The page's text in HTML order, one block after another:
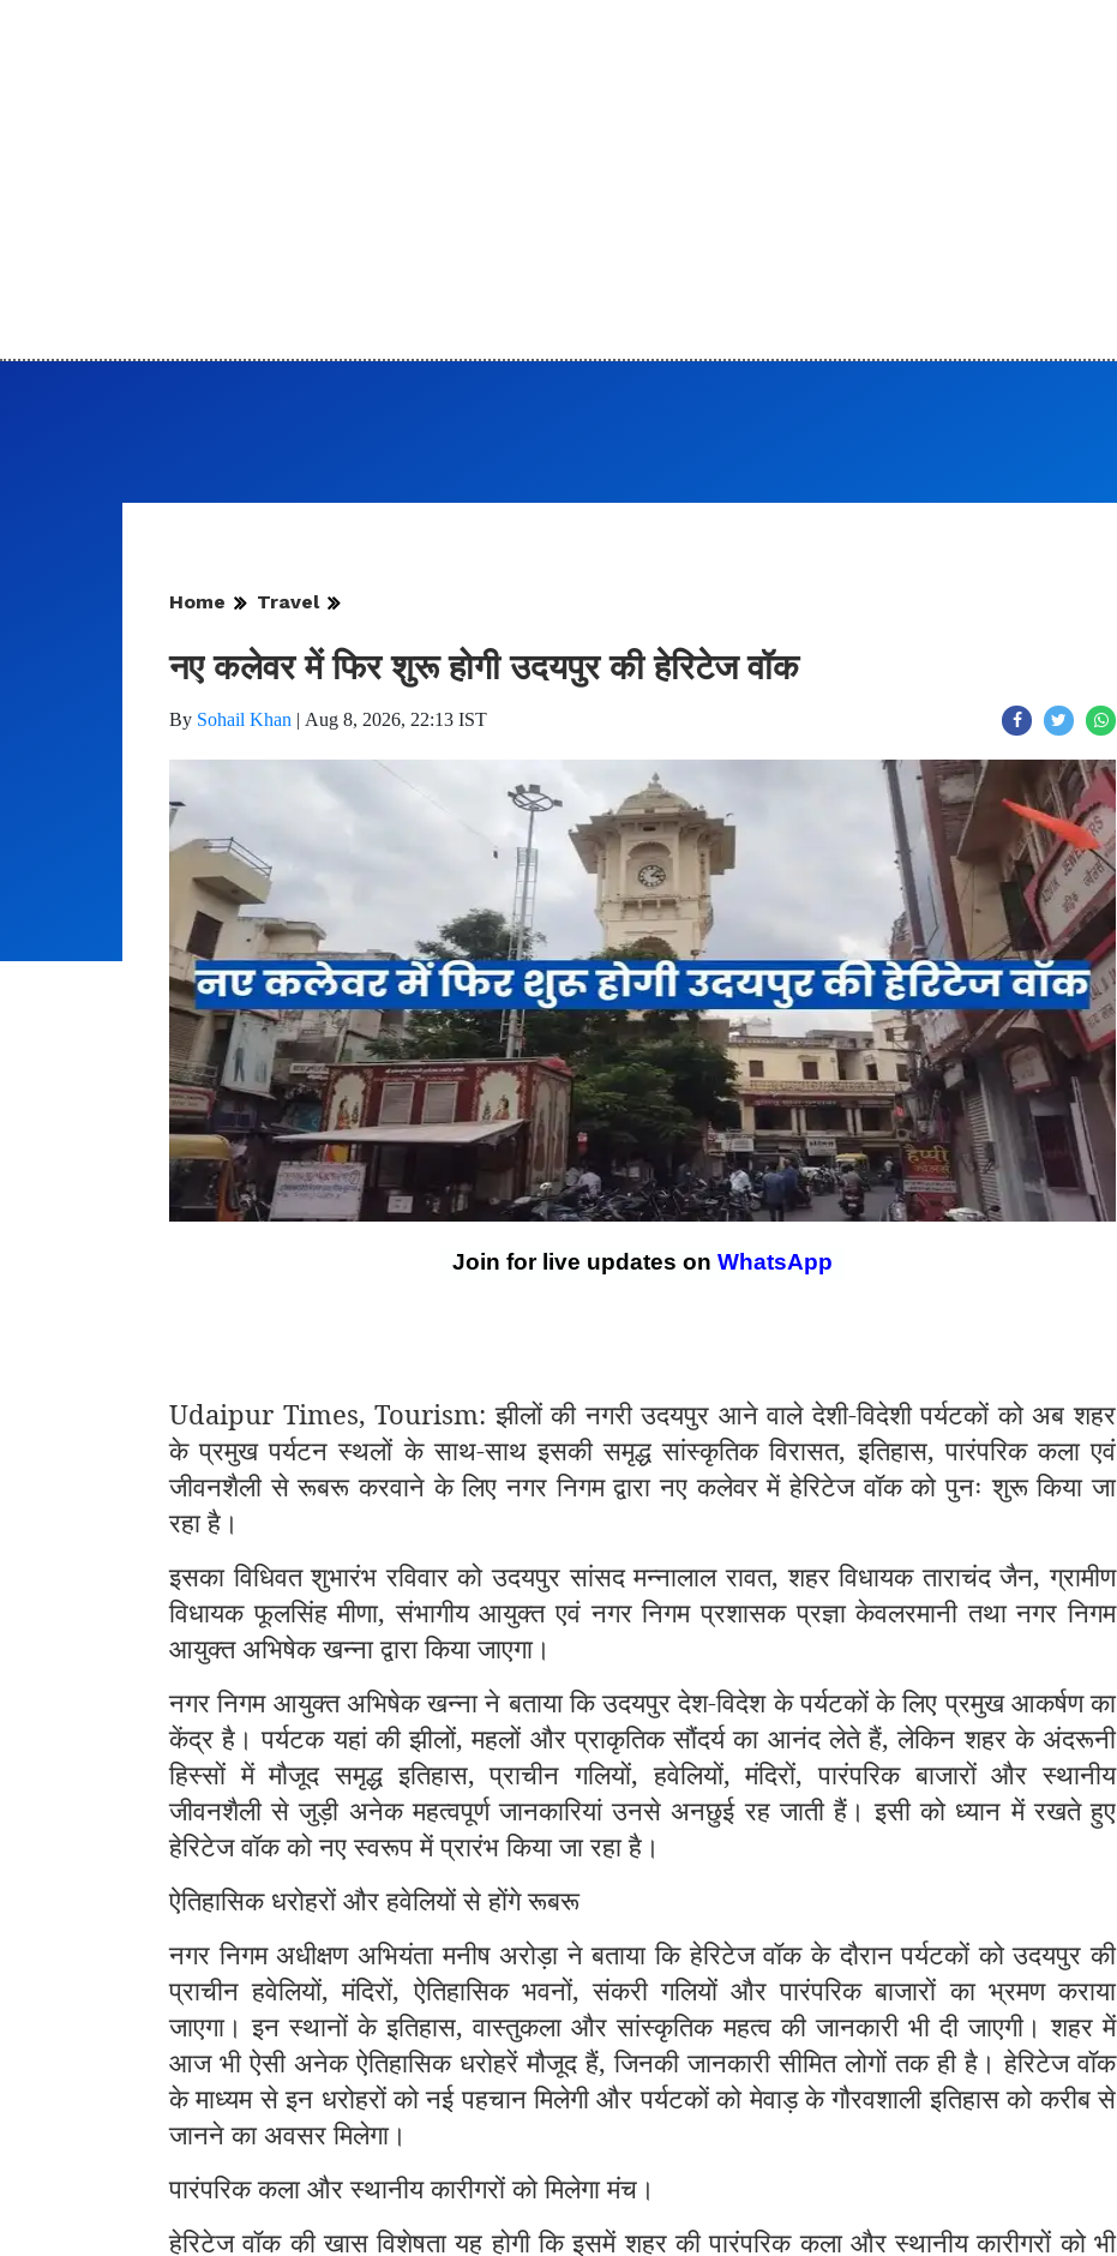
Home Travel
नए कलेवर में फिर शुरू होगी उदयपुर की हेरिटेज वॉक
By Sohail Khan | Aug 8, 2026, 22:13 IST
Join for live updates on WhatsApp
Udaipur Times, Tourism: झीलों की नगरी उदयपुर आने वाले देशी-विदेशी पर्यटकों को अब शहर
के प्रमुख पर्यटन स्थलों के साथ-साथ इसकी समृद्ध सांस्कृतिक विरासत, इतिहास, पारंपरिक कला एवं
जीवनशैली से रूबरू करवाने के लिए नगर निगम द्वारा नए कलेवर में हेरिटेज वॉक को पुनः शुरू किया जा
रहा है।
इसका विधिवत शुभारंभ रविवार को उदयपुर सांसद मन्नालाल रावत, शहर विधायक ताराचंद जैन, ग्रामीण
विधायक फूलसिंह मीणा, संभागीय आयुक्त एवं नगर निगम प्रशासक प्रज्ञा केवलरमानी तथा नगर निगम
आयुक्त अभिषेक खन्ना द्वारा किया जाएगा।
नगर निगम आयुक्त अभिषेक खन्ना ने बताया कि उदयपुर देश-विदेश के पर्यटकों के लिए प्रमुख आकर्षण का
केंद्र है। पर्यटक यहां की झीलों, महलों और प्राकृतिक सौंदर्य का आनंद लेते हैं, लेकिन शहर के अंदरूनी
हिस्सों में मौजूद समृद्ध इतिहास, प्राचीन गलियों, हवेलियों, मंदिरों, पारंपरिक बाजारों और स्थानीय
जीवनशैली से जुड़ी अनेक महत्वपूर्ण जानकारियां उनसे अनछुई रह जाती हैं। इसी को ध्यान में रखते हुए
हेरिटेज वॉक को नए स्वरूप में प्रारंभ किया जा रहा है।
ऐतिहासिक धरोहरों और हवेलियों से होंगे रूबरू
नगर निगम अधीक्षण अभियंता मनीष अरोड़ा ने बताया कि हेरिटेज वॉक के दौरान पर्यटकों को उदयपुर की
प्राचीन हवेलियों, मंदिरों, ऐतिहासिक भवनों, संकरी गलियों और पारंपरिक बाजारों का भ्रमण कराया
जाएगा। इन स्थानों के इतिहास, वास्तुकला और सांस्कृतिक महत्व की जानकारी भी दी जाएगी। शहर में
आज भी ऐसी अनेक ऐतिहासिक धरोहरें मौजूद हैं, जिनकी जानकारी सीमित लोगों तक ही है। हेरिटेज वॉक
के माध्यम से इन धरोहरों को नई पहचान मिलेगी और पर्यटकों को मेवाड़ के गौरवशाली इतिहास को करीब से
जानने का अवसर मिलेगा।
पारंपरिक कला और स्थानीय कारीगरों को मिलेगा मंच।
हेरिटेज वॉक की खास विशेषता यह होगी कि इसमें शहर की पारंपरिक कला और स्थानीय कारीगरों को भी